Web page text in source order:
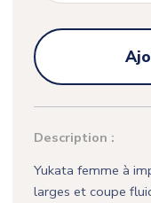
Description :
Yukata femme à
larges et coupe